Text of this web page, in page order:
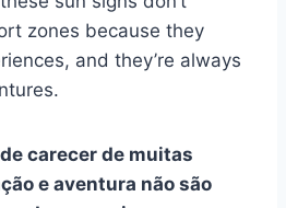
zones because they
and they’re always
carecer de muitas
e aventura não são